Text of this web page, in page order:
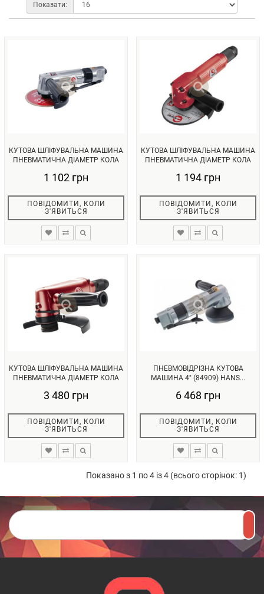
Показати:
КУТОВА ШЛІФУВАЛЬНА МАШИНА
ПНЕВМАТИЧНА ДІАМЕТР КОЛА
1 102 грн
ПОВІДОМИТИ, КОЛИ
З'ЯВИТЬСЯ
КУТОВА ШЛІФУВАЛЬНА МАШИНА
ПНЕВМАТИЧНА ДІАМЕТР КОЛА
1 194 грн
ПОВІДОМИТИ, КОЛИ
З'ЯВИТЬСЯ
КУТОВА ШЛІФУВАЛЬНА МАШИНА
ПНЕВМАТИЧНА ДІАМЕТР КОЛА
3 480 грн
ПОВІДОМИТИ, КОЛИ
З'ЯВИТЬСЯ
ПНЕВМОВІДРІЗНА КУТОВА
МАШИНА 4" (84909) HANS...
6 468 грн
ПОВІДОМИТИ, КОЛИ
З'ЯВИТЬСЯ
Показано з 1 по 4 із 4 (всього сторінок: 1)